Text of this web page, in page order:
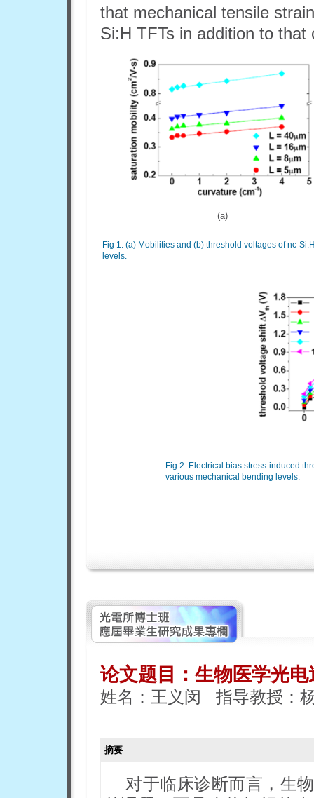
that mechanical tensile
Si:H TFTs in addition to
(a)
Fig 1. (a) Mobilities and (b) threshold voltages of nc-
levels.
Fig 2. Electrical bias stress-induced
various mechanical bending levels.
论文题目： 生物医学光
姓名：王义闵 指导教授：
摘要
对于临床诊断而言，生